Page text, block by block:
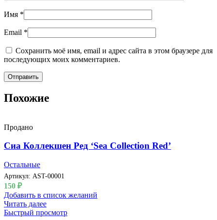
Имя *
Email *
Сохранить моё имя, email и адрес сайта в этом браузере для
последующих моих комментариев.
Похожие
Продано
Сиа Коллекшен Ред ‘Sea Collection Red’
Остальные
Артикул: AST-00001
150 ₽
Добавить в список желаний
Читать далее
Быстрый просмотр